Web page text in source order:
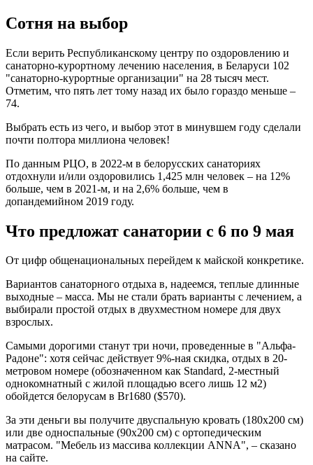
Сотня на выбор
Если верить Республиканскому центру по оздоровлению и
санаторно-курортному лечению населения, в Беларуси 102
"санаторно-курортные организации" на 28 тысяч мест.
Отметим, что пять лет тому назад их было гораздо меньше –
74.
Выбрать есть из чего, и выбор этот в минувшем году сделали
почти полтора миллиона человек!
По данным РЦО, в 2022-м в белорусских санаториях
отдохнули и/или оздоровились 1,425 млн человек – на 12%
больше, чем в 2021-м, и на 2,6% больше, чем в
допандемийном 2019 году.
Что предложат санатории с 6 по 9 мая
От цифр общенациональных перейдем к майской конкретике.
Вариантов санаторного отдыха в, надеемся, теплые длинные
выходные – масса. Мы не стали брать варианты с лечением, а
выбирали простой отдых в двухместном номере для двух
взрослых.
Самыми дорогими станут три ночи, проведенные в "Альфа-
Радоне": хотя сейчас действует 9%-ная скидка, отдых в 20-
метровом номере (обозначенном как Standard, 2-местный
однокомнатный с жилой площадью всего лишь 12 м2)
обойдется белорусам в Br1680 ($570).
За эти деньги вы получите двуспальную кровать (180х200 см)
или две односпальные (90х200 см) с ортопедическим
матрасом. "Мебель из массива коллекции ANNA", – сказано
на сайте.